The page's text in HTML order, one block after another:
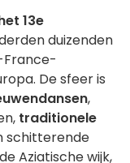
13e
duizenden
France-
De sfeer is
,
traditionele
schitterende
Aziatische wijk,